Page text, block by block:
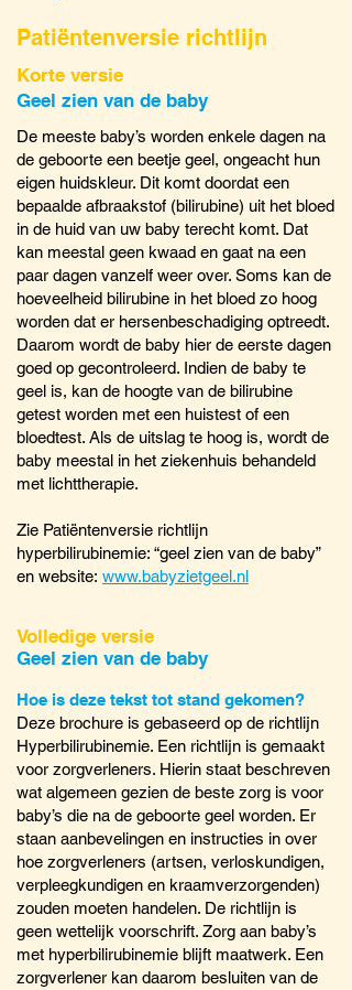
Patiëntenversie richtlijn
Korte versie
Geel zien van de baby
De meeste baby’s worden enkele dagen na
de geboorte een beetje geel, ongeacht hun
eigen huidskleur. Dit komt doordat een
bepaalde afbraakstof (bilirubine) uit het bloed
in de huid van uw baby terecht komt. Dat
kan meestal geen kwaad en gaat na een
paar dagen vanzelf weer over. Soms kan de
hoeveelheid bilirubine in het bloed zo hoog
worden dat er hersenbeschadiging optreedt.
Daarom wordt de baby hier de eerste dagen
goed op gecontroleerd. Indien de baby te
geel is, kan de hoogte van de bilirubine
getest worden met een huistest of een
bloedtest. Als de uitslag te hoog is, wordt de
baby meestal in het ziekenhuis behandeld
met lichttherapie.
Zie Patiëntenversie richtlijn
hyperbilirubinemie: “geel zien van de baby”
en website: www.babyzietgeel.nl
Volledige versie
Geel zien van de baby
Hoe is deze tekst tot stand gekomen?
Deze brochure is gebaseerd op de richtlijn
Hyperbilirubinemie. Een richtlijn is gemaakt
voor zorgverleners. Hierin staat beschreven
wat algemeen gezien de beste zorg is voor
baby’s die na de geboorte geel worden. Er
staan aanbevelingen en instructies in over
hoe zorgverleners (artsen, verloskundigen,
verpleegkundigen en kraamverzorgenden)
zouden moeten handelen. De richtlijn is
geen wettelijk voorschrift. Zorg aan baby’s
met hyperbilirubinemie blijft maatwerk. Een
zorgverlener kan daarom besluiten van de